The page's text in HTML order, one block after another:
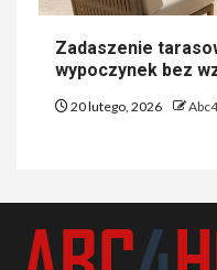
Zadaszenie
wypoczynek bez
20 lutego, 2026